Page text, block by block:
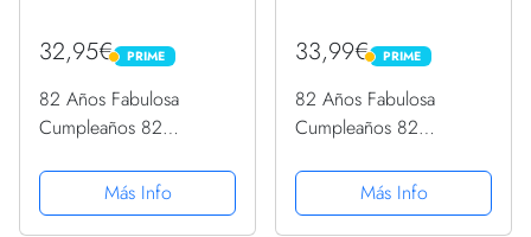
32,95€ PRIME
PRIME
82 Años Fabulosa
Cumpleaños 82
Más Info
33,99€ PRIME
PRIME
82 Años Fabulosa
Cumpleaños 82
Más Info